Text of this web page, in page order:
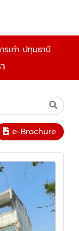
รเก่า ปทุมธานี
e-Brochure